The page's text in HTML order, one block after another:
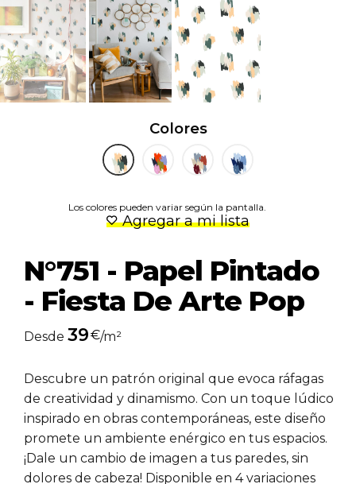
Colores
Los colores pueden variar según la pantalla.
Agregar a mi lista
N°751 - Papel Pintado
- Fiesta De Arte Pop
Desde 39€/m²
Descubre un patrón original que evoca ráfagas
de creatividad y dinamismo. Con un toque lúdico
inspirado en obras contemporáneas, este diseño
promete un ambiente enérgico en tus espacios.
¡Dale un cambio de imagen a tus paredes, sin
dolores de cabeza! Disponible en 4 variaciones